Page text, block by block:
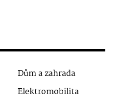
Dům a zahrada
Elektromobilita